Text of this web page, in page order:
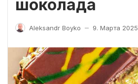
шоколада
Aleksandr Boyko — 9. Марта 2025